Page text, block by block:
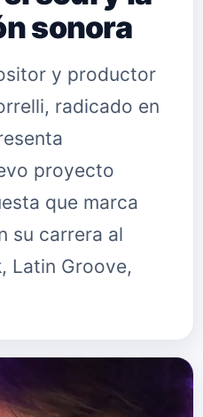
sonora
y productor
radicado en
proyecto
que marca
su carrera al
Latin Groove,